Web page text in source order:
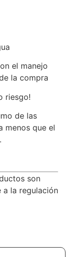
el manejo
la compra
riesgo!
de las
menos que el
son
a la regulación